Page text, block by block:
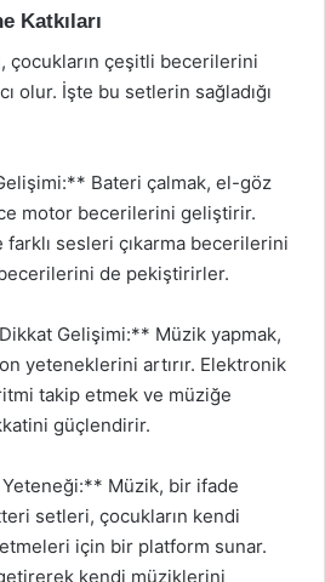
Katkıları
çocukların çeşitli becerilerini
olur. İşte bu setlerin sağladığı
Bateri çalmak, el-göz
motor becerilerini geliştirir.
sesleri çıkarma becerilerini
de pekiştirirler.
Gelişimi:** Müzik yapmak,
yeteneklerini artırır. Elektronik
takip etmek ve müziğe
güçlendirir.
Yeteneği:** Müzik, bir ifade
setleri, çocukların kendi
için bir platform sunar.
kendi müziklerini